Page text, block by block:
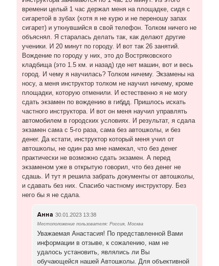
времени целый 1 час держал меня на площадке, сидя с
сигаретой в зубах (хотя я не курю и не переношу запах
сигарет) и уткнувшийся в свой телефон. Толком ничего не
объяснял. Я старалась делать так, как делают другие
ученики. И 20 минут по городу. И вот так 26 занятий.
Вождение по городу у них, это до Востряковского
кладбища (это 1.5 км. и назад) где нет машин, вот и весь
город. И чему я научилась? Толком ничему. Экзамены на
носу, а меня инструктор толком не научил ничему, кроме
площадки, которую отменили. И естественно я не могу
сдать экзамен по вождению в гибдд. Пришлось искать
частного инструктора. И вот он меня научил управлять
автомобилем в городских условиях. И результат, я сдала
экзамен сама с 5-го раза, сама без автошколы, и без
денег. Да кстати, инструктор который меня учил от
автошколы, не один раз мне намекал, что без денег
практически не возможно сдать экзамен. А перед
экзаменом уже в открытую говорил, что без денег не
сдашь. И тут я решила забрать документы от автошколы,
и сдавать без них. Спасибо частному инструктору. Без
него бы я не сдала.
Анна 30.01.2023 13:38
Местоположение пользователя: Россия, Москва
Уважаемая Анастасия! По представленной Вами
информации в отзыве, к сожалению, нам не
удалось установить, являлись ли Вы
обучающейся нашей Автошколы. Для объективной